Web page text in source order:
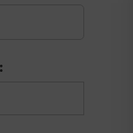
a usuari,
canals i